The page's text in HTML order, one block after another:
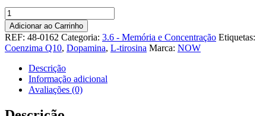
Quantidade
de
L-
Tyrosine
500
Adicionar ao Carrinho
REF: 48-0162 Categoria: 3.6 - Memória e Concentração Etiquetas:
Coenzima Q10, Dopamina, L-tirosina Marca: NOW
Descrição
Informação adicional
Avaliações (0)